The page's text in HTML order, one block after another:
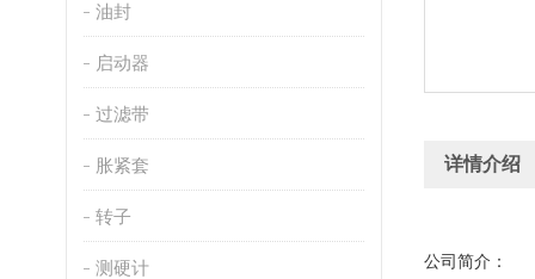
油封
启动器
过滤带
胀紧套
转子
测硬计
详情介绍
公司简介：